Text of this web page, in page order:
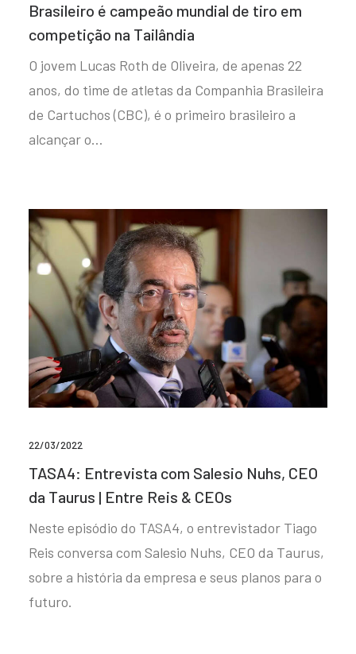
Brasileiro é campeão mundial de tiro em
competição na Tailândia
O jovem Lucas Roth de Oliveira, de apenas 22
anos, do time de atletas da Companhia Brasileira
de Cartuchos (CBC), é o primeiro brasileiro a
alcançar o…
22/03/2022
TASA4: Entrevista com Salesio Nuhs, CEO
da Taurus | Entre Reis & CEOs
Neste episódio do TASA4, o entrevistador Tiago
Reis conversa com Salesio Nuhs, CEO da Taurus,
sobre a história da empresa e seus planos para o
futuro.